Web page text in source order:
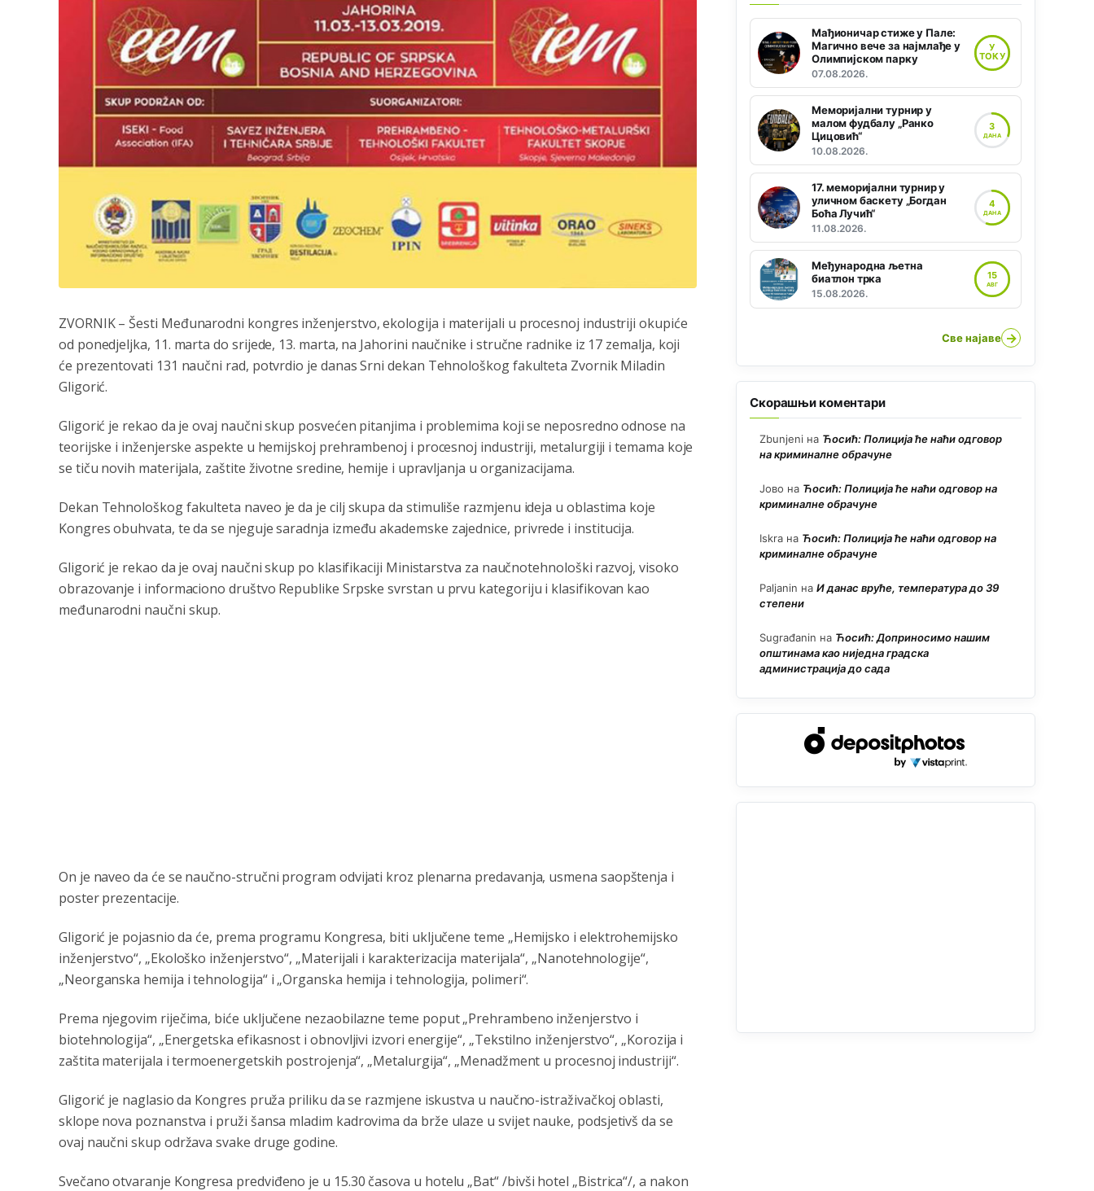
ZVORNIK – Šesti Međunarodni kongres inženjerstvo, ekologija i materijali u procesnoj industriji okupiće
od ponedjeljka, 11. marta do srijede, 13. marta, na Jahorini naučnike i stručne radnike iz 17 zemalja, koji
će prezentovati 131 naučni rad, potvrdio je danas Srni dekan Tehnološkog fakulteta Zvornik Miladin
Gligorić.
Gligorić je rekao da je ovaj naučni skup posvećen pitanjima i problemima koji se neposredno odnose na
teorijske i inženjerske aspekte u hemijskoj prehrambenoj i procesnoj industriji, metalurgiji i temama koje
se tiču novih materijala, zaštite životne sredine, hemije i upravljanja u organizacijama.
Dekan Tehnološkog fakulteta naveo je da je cilj skupa da stimuliše razmjenu ideja u oblastima koje
Kongres obuhvata, te da se njeguje saradnja između akademske zajednice, privrede i institucija.
Gligorić je rekao da je ovaj naučni skup po klasifikaciji Ministarstva za naučnotehnološki razvoj, visoko
obrazovanje i informaciono društvo Republike Srpske svrstan u prvu kategoriju i klasifikovan kao
međunarodni naučni skup.
On je naveo da će se naučno-stručni program odvijati kroz plenarna predavanja, usmena saopštenja i
poster prezentacije.
Gligorić je pojasnio da će, prema programu Kongresa, biti uključene teme „Hemijsko i elektrohemijsko
inženjerstvo“, „Ekološko inženjerstvo“, „Materijali i karakterizacija materijala“, „Nanotehnologije“,
„Neorganska hemija i tehnologija“ i „Organska hemija i tehnologija, polimeri“.
Prema njegovim riječima, biće uključene nezaobilazne teme poput „Prehrambeno inženjerstvo i
biotehnologija“, „Energetska efikasnost i obnovljivi izvori energije“, „Tekstilno inženjerstvo“, „Korozija i
zaštita materijala i termoenergetskih postrojenja“, „Metalurgija“, „Menadžment u procesnoj industriji“.
Gligorić je naglasio da Kongres pruža priliku da se razmjene iskustva u naučno-istraživačkoj oblasti,
sklope nova poznanstva i pruži šansa mladim kadrovima da brže ulaze u svijet nauke, podsjetivš da se
ovaj naučni skup održava svake druge godine.
Svečano otvaranje Kongresa predviđeno je u 15.30 časova u hotelu „Bat“ /bivši hotel „Bistrica“/, a nakon
Мађионичар стиже у Пале:
Магично вече за најмлађе у
Олимпијском парку
07.08.2026.
У
ТОКУ
Меморијални турнир у
малом фудбалу „Ранко
Цицовић“
10.08.2026.
3
ДАНА
17. меморијални турнир у
уличном баскету „Богдан
Боћа Лучић“
11.08.2026.
4
ДАНА
Међународна љетна
биатлон трка
15.08.2026.
15
АВГ
Све најаве →
Скорашњи коментари
Zbunjeni на Ћосић: Полиција ће наћи одговор
на криминалне обрачуне
Јово на Ћосић: Полиција ће наћи одговор на
криминалне обрачуне
Iskra на Ћосић: Полиција ће наћи одговор на
криминалне обрачуне
Paljanin на И данас вруће, температура до 39
степени
Sugrađanin на Ћосић: Доприносимо нашим
општинама као ниједна градска
администрација до сада